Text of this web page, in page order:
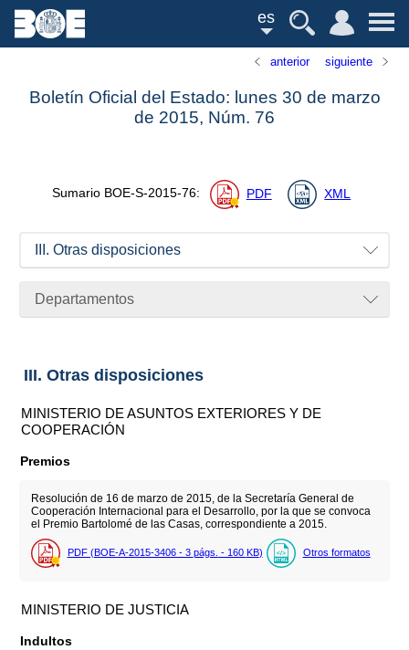
es
anterior siguiente
Boletín Oficial del Estado: lunes 30 de marzo
de 2015, Núm. 76
Sumario BOE-S-2015-76: PDF XML
III. Otras disposiciones
Departamentos
III. Otras disposiciones
MINISTERIO DE ASUNTOS EXTERIORES Y DE
COOPERACIÓN
Premios
Resolución de 16 de marzo de 2015, de la Secretaría General de
Cooperación Internacional para el Desarrollo, por la que se convoca
el Premio Bartolomé de las Casas, correspondiente a 2015.
PDF (BOE-A-2015-3406 - 3 págs. - 160 KB) Otros formatos
MINISTERIO DE JUSTICIA
Indultos